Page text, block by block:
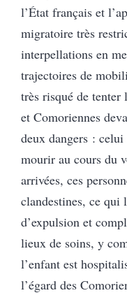
l’État français et
migratoire très
interpellations en
trajectoires de
très risqué de tenter
et Comoriennes
deux dangers :
mourir au cours du
arrivées, ces
clandestines, ce qui
d’expulsion et
lieux de soins, y
l’enfant est
l’égard des